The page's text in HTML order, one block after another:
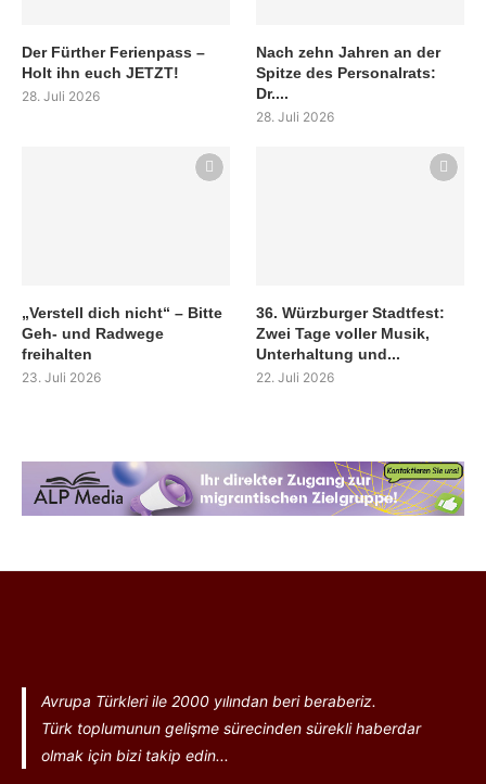
Der Fürther Ferienpass –
Holt ihn euch JETZT!
28. Juli 2026
Nach zehn Jahren an der
Spitze des Personalrats:
Dr....
28. Juli 2026
„Verstell dich nicht“ – Bitte
Geh- und Radwege
freihalten
23. Juli 2026
36. Würzburger Stadtfest:
Zwei Tage voller Musik,
Unterhaltung und...
22. Juli 2026
Avrupa Türkleri ile 2000 yılından beri beraberiz.
Türk toplumunun gelişme sürecinden sürekli haberdar
olmak için bizi takip edin...